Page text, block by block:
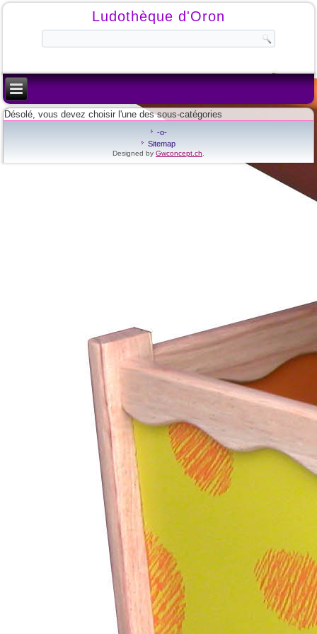
Ludothèque d'Oron
Désolé, vous devez choisir l'une des sous-catégories
-o-
Sitemap
Designed by Gwconcept.ch